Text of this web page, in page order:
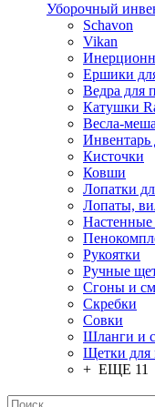
Уборочный
Schavon
Vikan
Ершики
Ведра для
Катушки
Весла-
Инвентарь
Кисточки
Ковши
Лопатки
Лопаты,
Настенные
Рукоятки
Ручные
Сгоны и
Скребки
Совки
Шланги и
Щетки для
+ ЕЩЕ 11